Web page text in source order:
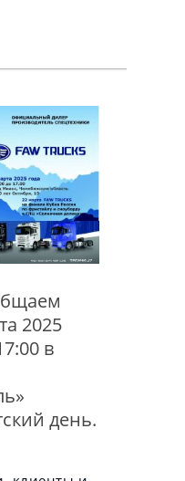
2025
в
день.